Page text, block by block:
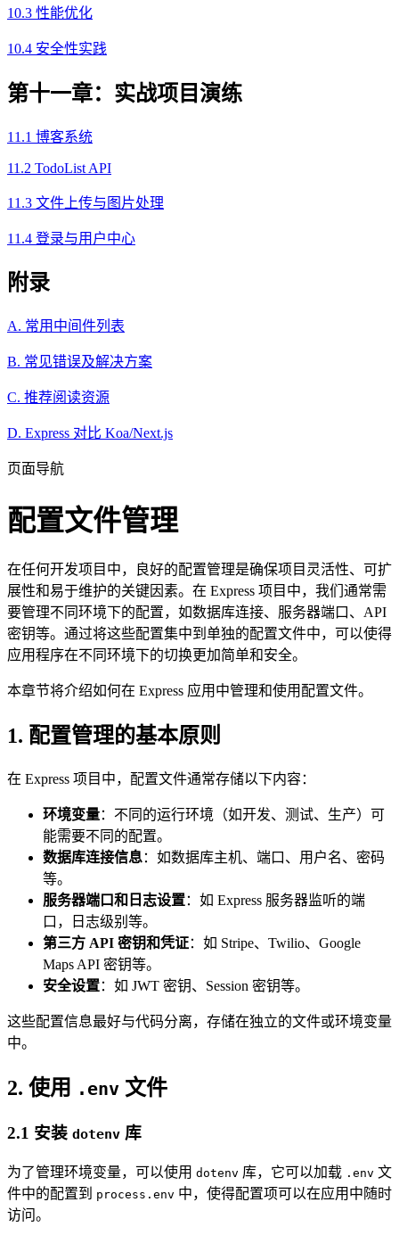
10.3 性能优化
10.4 安全性实践
第十一章：实战项目演练
11.1 博客系统
11.2 TodoList API
11.3 文件上传与图片处理
11.4 登录与用户中心
附录
A. 常用中间件列表
B. 常见错误及解决方案
C. 推荐阅读资源
D. Express 对比 Koa/Next.js
页面导航
配置文件管理
在任何开发项目中，良好的配置管理是确保项目灵活性、可扩
展性和易于维护的关键因素。在 Express 项目中，我们通常需
要管理不同环境下的配置，如数据库连接、服务器端口、API
密钥等。通过将这些配置集中到单独的配置文件中，可以使得
应用程序在不同环境下的切换更加简单和安全。
本章节将介绍如何在 Express 应用中管理和使用配置文件。
1. 配置管理的基本原则
在 Express 项目中，配置文件通常存储以下内容：
环境变量：不同的运行环境（如开发、测试、生产）可
能需要不同的配置。
数据库连接信息：如数据库主机、端口、用户名、密码
等。
服务器端口和日志设置：如 Express 服务器监听的端
口，日志级别等。
第三方 API 密钥和凭证：如 Stripe、Twilio、Google
Maps API 密钥等。
安全设置：如 JWT 密钥、Session 密钥等。
这些配置信息最好与代码分离，存储在独立的文件或环境变量
中。
2. 使用 .env 文件
2.1 安装 dotenv 库
为了管理环境变量，可以使用 dotenv 库，它可以加载 .env 文
件中的配置到 process.env 中，使得配置项可以在应用中随时
访问。